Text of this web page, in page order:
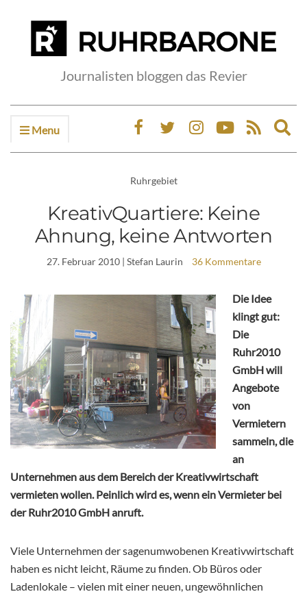
Journalisten bloggen das Revier
Menu
Ruhrgebiet
KreativQuartiere: Keine
Ahnung, keine Antworten
27. Februar 2010| Stefan Laurin 36 Kommentare
Die Idee
klingt gut:
Die
Ruhr2010
GmbH will
Angebote
von
Vermietern
sammeln, die
an
Unternehmen aus dem Bereich der Kreativwirtschaft
vermieten wollen. Peinlich wird es, wenn ein Vermieter bei
der Ruhr2010 GmbH anruft.
Viele Unternehmen der sagenumwobenen Kreativwirtschaft
haben es nicht leicht, Räume zu finden. Ob Büros oder
Ladenlokale – vielen mit einer neuen, ungewöhnlichen